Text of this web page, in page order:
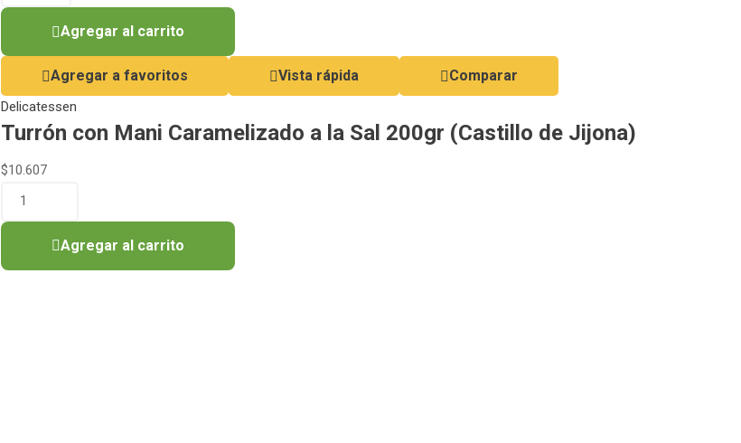
Agregar al carrito
Agregar a favoritos Vista rápida Comparar
Delicatessen
Turrón con Mani Caramelizado a la Sal 200gr (Castillo de Jijona)
$10.607
Agregar al carrito